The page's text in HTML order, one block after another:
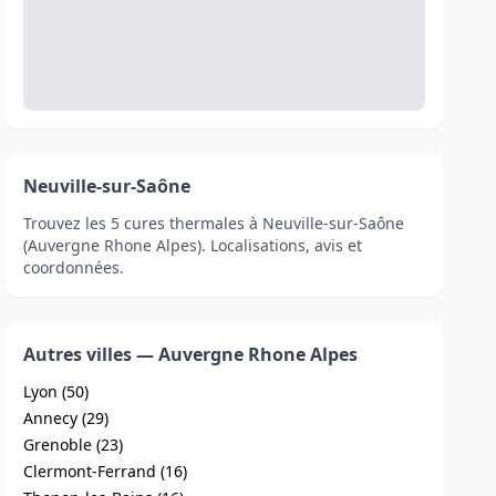
Neuville-sur-Saône
Trouvez les 5 cures thermales à Neuville-sur-Saône
(Auvergne Rhone Alpes). Localisations, avis et
coordonnées.
Autres villes — Auvergne Rhone Alpes
Lyon (50)
Annecy (29)
Grenoble (23)
Clermont-Ferrand (16)